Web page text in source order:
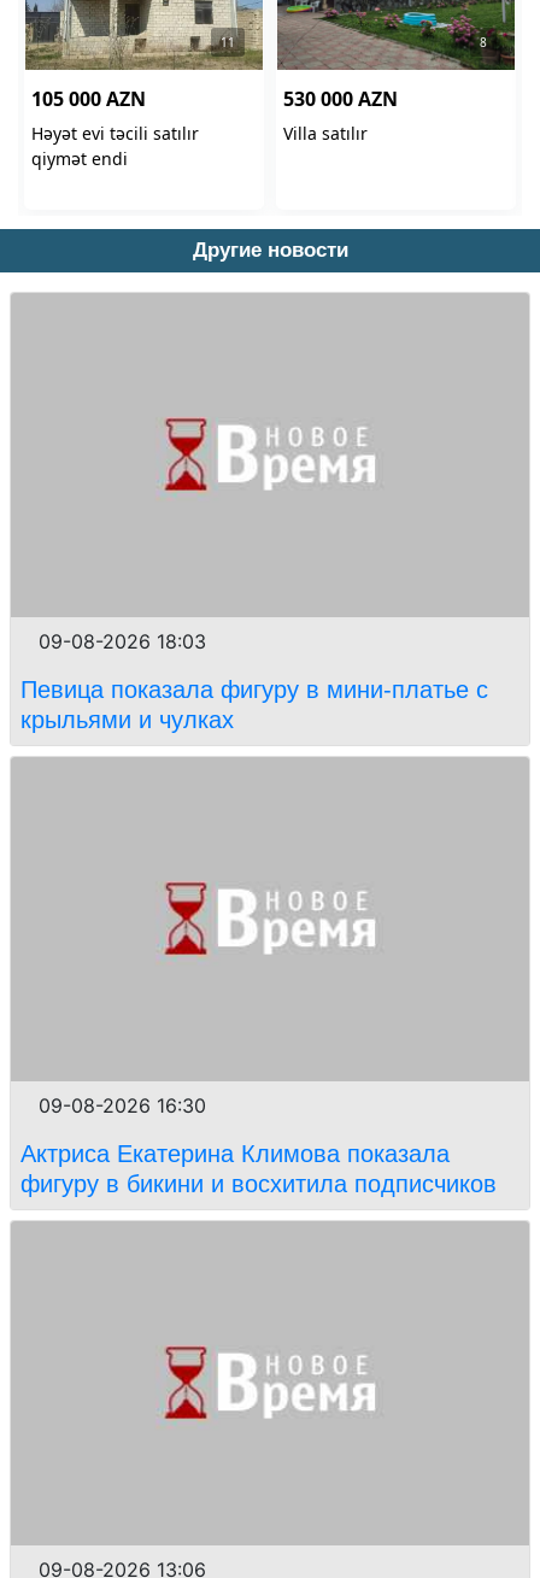
Другие новости
09-08-2026 18:03
Певица показала фигуру в мини-платье с
крыльями и чулках
09-08-2026 16:30
Актриса Екатерина Климова показала
фигуру в бикини и восхитила подписчиков
09-08-2026 13:06